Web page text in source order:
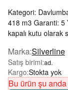
Kategori:
418 m3 Garanti: 5
kapalı kutu olarak
Marka:Silverline
Satış birimi:ad.
Kargo:Stokta yok
Bu ürün şu